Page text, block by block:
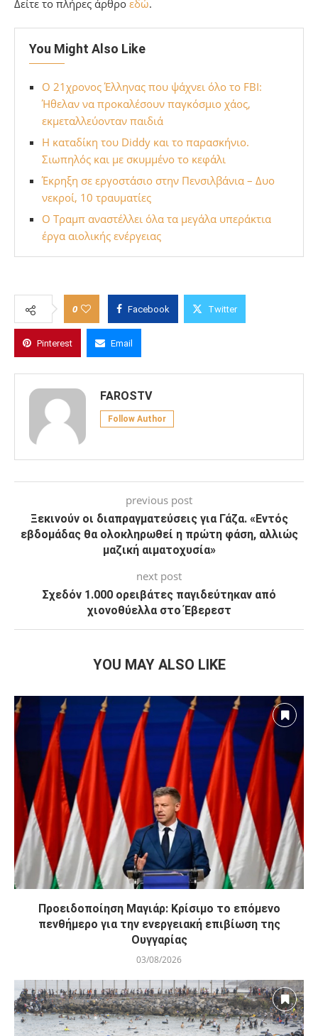
Δείτε το πλήρες άρθρο εδώ.
You Might Also Like
Ο 21χρονος Έλληνας που ψάχνει όλο το FBI:
Ήθελαν να προκαλέσουν παγκόσμιο χάος,
εκμεταλλεύονταν παιδιά
Η καταδίκη του Diddy και το παρασκήνιο.
Σιωπηλός και με σκυμμένο το κεφάλι
Έκρηξη σε εργοστάσιο στην Πενσιλβάνια – Δυο
νεκροί, 10 τραυματίες
Ο Τραμπ αναστέλλει όλα τα μεγάλα υπεράκτια
έργα αιολικής ενέργειας
0 Facebook Twitter
Pinterest Email
FAROSTV
Follow Author
previous post
Ξεκινούν οι διαπραγματεύσεις για Γάζα. «Εντός
εβδομάδας θα ολοκληρωθεί η πρώτη φάση, αλλιώς
μαζική αιματοχυσία»
next post
Σχεδόν 1.000 ορειβάτες παγιδεύτηκαν από
χιονοθύελλα στο Έβερεστ
YOU MAY ALSO LIKE
Προειδοποίηση Μαγιάρ: Κρίσιμο το επόμενο
πενθήμερο για την ενεργειακή επιβίωση της
Ουγγαρίας
03/08/2026